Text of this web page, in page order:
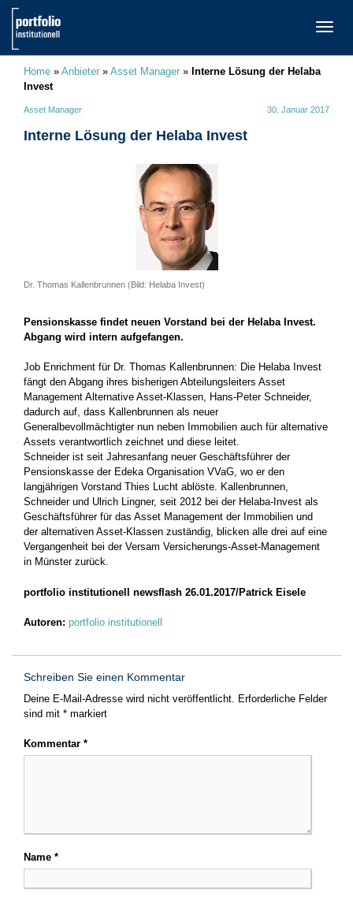
Home » Anbieter » Asset Manager » Interne Lösung der Helaba
Invest
Asset Manager 30. Januar 2017
Interne Lösung der Helaba Invest
Dr. Thomas Kallenbrunnen (Bild: Helaba Invest)
Pensionskasse findet neuen Vorstand bei der Helaba Invest.
Abgang wird intern aufgefangen.
Job Enrichment für Dr. Thomas Kallenbrunnen: Die Helaba Invest
fängt den Abgang ihres bisherigen Abteilungsleiters Asset
Management Alternative Asset-Klassen, Hans-Peter Schneider,
dadurch auf, dass Kallenbrunnen als neuer
Generalbevollmächtigter nun neben Immobilien auch für alternative
Assets verantwortlich zeichnet und diese leitet.
Schneider ist seit Jahresanfang neuer Geschäftsführer der
Pensionskasse der Edeka Organisation VVaG, wo er den
langjährigen Vorstand Thies Lucht ablöste. Kallenbrunnen,
Schneider und Ulrich Lingner, seit 2012 bei der Helaba-Invest als
Geschäftsführer für das Asset Management der Immobilien und
der alternativen Asset-Klassen zuständig, blicken alle drei auf eine
Vergangenheit bei der Versam Versicherungs-Asset-Management
in Münster zurück.
portfolio institutionell newsflash 26.01.2017/Patrick Eisele
Autoren: portfolio institutionell
Schreiben Sie einen Kommentar
Deine E-Mail-Adresse wird nicht veröffentlicht. Erforderliche Felder
sind mit * markiert
Kommentar *
Name *